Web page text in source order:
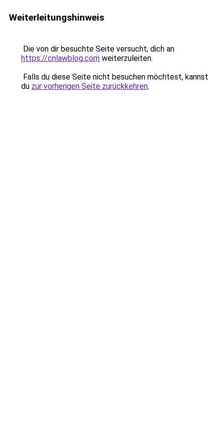
Weiterleitungshinweis
Die von dir besuchte Seite versucht, dich an
https://cnlawblog.com weiterzuleiten.
Falls du diese Seite nicht besuchen möchtest, kannst
du zur vorherigen Seite zurückkehren.